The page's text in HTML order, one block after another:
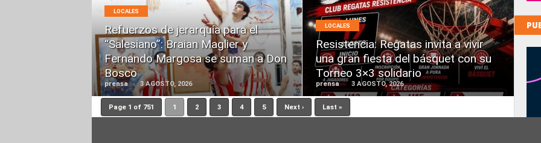
LOCALES
Refuerzos de jerarquía para el
“Salesiano”: Braian Maglier y
Fernando Margosa se suman a Don
Bosco
prensa 3 AGOSTO, 2026
LEER
MÁS
LOCALES
Resistencia: Regatas invita a vivir
una gran fiesta del básquet con su
Torneo 3×3 solidario
prensa 3 AGOSTO, 2026
LEER
MÁS
Page 1 of 751 1 2 3 4 5 Next › Last »